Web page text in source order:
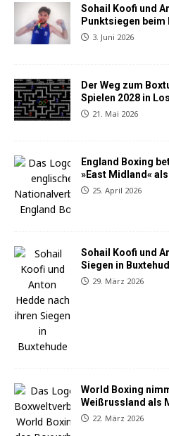
Sohail Koofi und
Punktsiegen beim
3. Juni 2026
Der Weg zum
Spielen 2028 in
21. Mai 2026
England Boxing
»East Midland«
25. April 2026
Sohail Koofi und
Siegen in
29. März 2026
World Boxing
Weißrussland als
22. März 2026